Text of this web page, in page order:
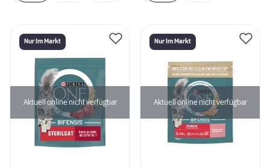
Nur Im Markt
Aktuell online nicht verfügbar
Nur Im Markt
Aktuell online nicht verfügbar